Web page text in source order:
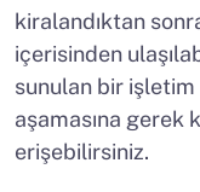
kiralandıktan
içerisinden
sunulan bir
aşamasına gerek
erişebilirsiniz.